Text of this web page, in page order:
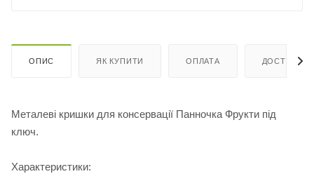
ОПИС ЯК КУПИТИ ОПЛАТА ДОСТАВКА
Металеві кришки для консервації Панночка Фрукти під
ключ.
Характеристики: